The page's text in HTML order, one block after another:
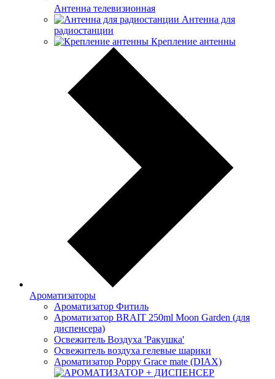
Антенна телевизионная
Антенна для
радиостанции
Крепление антенны
Ароматизаторы
Ароматизатор Фитиль
Ароматизатор BRAIT 250ml Moon Garden (для
диспенсера)
Освежитель Воздуха 'Ракушка'
Освежитель воздуха гелевые шарики
Ароматизатор Poppy Grace mate (DIAX)